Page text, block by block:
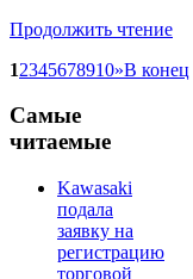
Продолжить чтение
12345678910»В конец
Самые
читаемые
Kawasaki
подала
заявку на
регистрацию
торговой